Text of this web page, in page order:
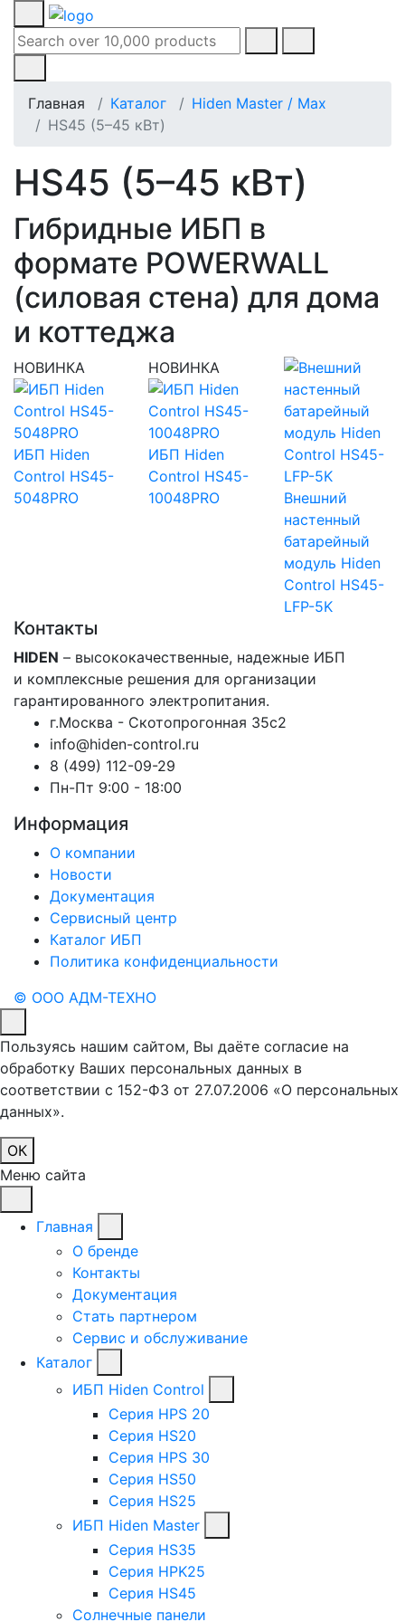
Главная Каталог
Hiden Master / Max
HS45 (5–45 кВт)
HS45 (5–45 кВт)
Гибридные ИБП в
формате POWERWALL
(силовая стена) для дома
и коттеджа
НОВИНКА
ИБП Hiden
Control HS45-
5048PRO
НОВИНКА
ИБП Hiden
Control HS45-
10048PRO
Внешний
настенный
батарейный
модуль Hiden
Control HS45-
LFP-5K
Контакты
HIDEN – высококачественные, надежные ИБП
и комплексные решения для организации
гарантированного электропитания.
г.Москва - Скотопрогонная 35с2
info@hiden-control.ru
8 (499) 112-09-29
Пн-Пт 9:00 - 18:00
Информация
О компании
Новости
Документация
Сервисный центр
Каталог ИБП
Политика конфиденциальности
© ООО АДМ-ТЕХНО
Пользуясь нашим сайтом, Вы даёте согласие на
обработку Ваших персональных данных в
соответствии с 152-ФЗ от 27.07.2006 «О персональных
данных».
ОК
Меню сайта
Главная
О бренде
Контакты
Документация
Стать партнером
Сервис и обслуживание
Каталог
ИБП Hiden Control
Серия HPS 20
Серия HS20
Серия HPS 30
Серия HS50
Серия HS25
ИБП Hiden Master
Серия HS35
Серия HPK25
Серия HS45
Солнечные панели